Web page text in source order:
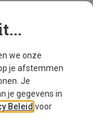
we onze
je afstemmen
Je
je gegevens in
Beleid voor